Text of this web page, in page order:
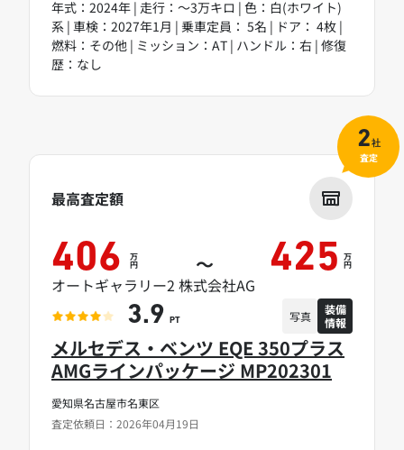
年式：2024年 | 走行：～3万キロ | 色：白(ホワイト)
系 | 車検：2027年1月 | 乗車定員： 5名 | ドア： 4枚 |
燃料：その他 | ミッション：AT | ハンドル：右 | 修復
歴：なし
愛知県名古屋市名東区
査定依頼日：2026年04月19日
メルセデス・ベンツ EQE 350プラス
AMGラインパッケージ MP202301
最高査定額
406 万
円 ～ 425 万
円
オートギャラリー2 株式会社AG
3.9 PT 写真
装備
情報
2社
査定